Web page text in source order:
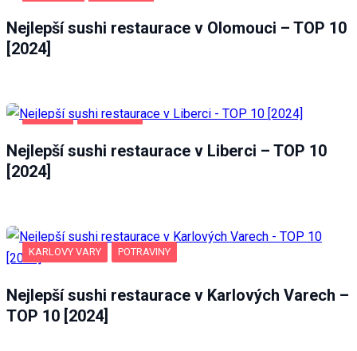
Nejlepší sushi restaurace v Olomouci – TOP 10
[2024]
Nejlepší sushi restaurace v Liberci – TOP 10
[2024]
KARLOVY VARY POTRAVINY
Nejlepší sushi restaurace v Karlových Varech –
TOP 10 [2024]